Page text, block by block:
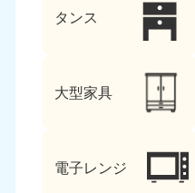
タンス
大型家具
電子レンジ